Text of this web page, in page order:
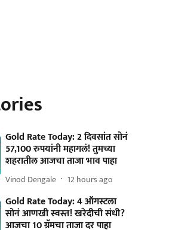
Gold Rate Today: 2 दिवसांत सोनं
57,100 रुपयांनी महागलं! तुमच्या
शहरातील आजचा ताजा भाव पाहा
Vinod Dengale 12 hours ago
Gold Rate Today: 4 ऑगस्टला
सोनं आणखी स्वस्त! खरेदीची संधी?
आजचा 10 ग्रॅमचा ताजा दर पाहा